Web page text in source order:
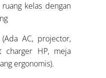
kelas dengan
AC, projector,
charger HP, meja
ergonomis).